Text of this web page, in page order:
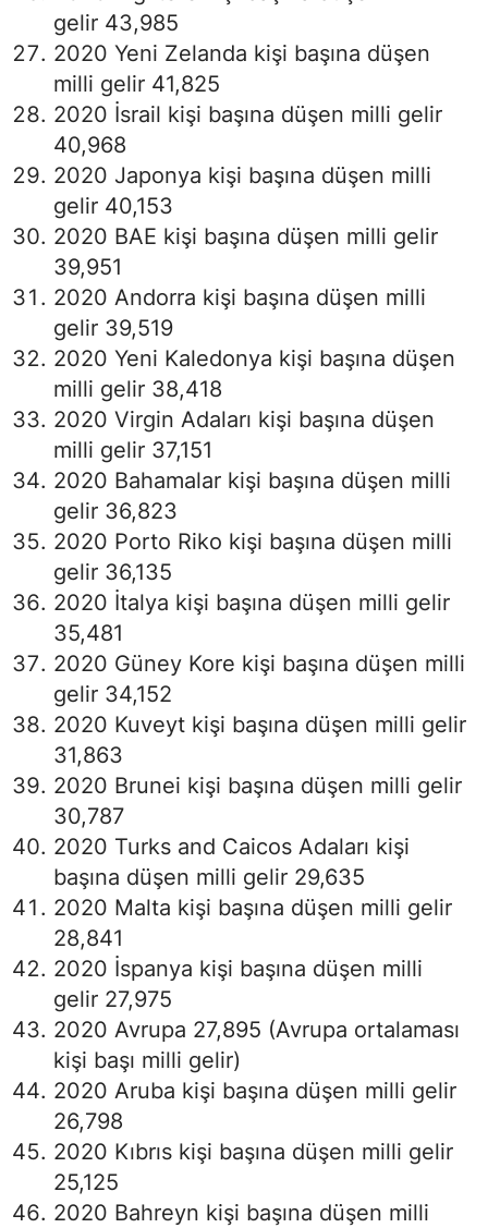
gelir 43,985
2020 Yeni Zelanda kişi başına düşen
milli gelir 41,825
2020 İsrail kişi başına düşen milli gelir
40,968
2020 Japonya kişi başına düşen milli
gelir 40,153
2020 BAE kişi başına düşen milli gelir
39,951
2020 Andorra kişi başına düşen milli
gelir 39,519
2020 Yeni Kaledonya kişi başına düşen
milli gelir 38,418
2020 Virgin Adaları kişi başına düşen
milli gelir 37,151
2020 Bahamalar kişi başına düşen milli
gelir 36,823
2020 Porto Riko kişi başına düşen milli
gelir 36,135
2020 İtalya kişi başına düşen milli gelir
35,481
2020 Güney Kore kişi başına düşen milli
gelir 34,152
2020 Kuveyt kişi başına düşen milli gelir
31,863
2020 Brunei kişi başına düşen milli gelir
30,787
2020 Turks and Caicos Adaları kişi
başına düşen milli gelir 29,635
2020 Malta kişi başına düşen milli gelir
28,841
2020 İspanya kişi başına düşen milli
gelir 27,975
2020 Avrupa 27,895 (Avrupa ortalaması
kişi başı milli gelir)
2020 Aruba kişi başına düşen milli gelir
26,798
2020 Kıbrıs kişi başına düşen milli gelir
25,125
2020 Bahreyn kişi başına düşen milli